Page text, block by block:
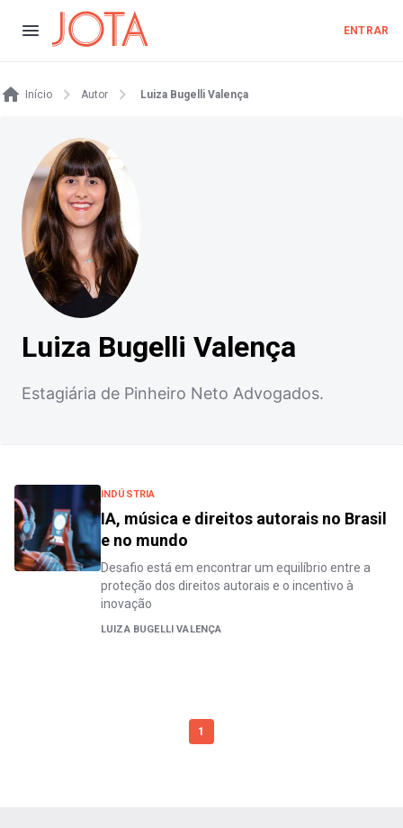
ENTRAR
Início Autor Luiza Bugelli Valença
Luiza Bugelli Valença
Estagiária de Pinheiro Neto Advogados.
INDÚSTRIA
IA, música e direitos autorais no Brasil
e no mundo
Desafio está em encontrar um equilíbrio entre a
proteção dos direitos autorais e o incentivo à
inovação
LUIZA BUGELLI VALENÇA
1